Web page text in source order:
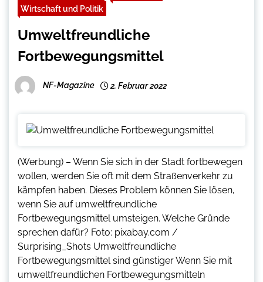
Wirtschaft und Politik
Umweltfreundliche
Fortbewegungsmittel
NF-Magazine 2. Februar 2022
(Werbung) – Wenn Sie sich in der Stadt fortbewegen
wollen, werden Sie oft mit dem Straßenverkehr zu
kämpfen haben. Dieses Problem können Sie lösen,
wenn Sie auf umweltfreundliche
Fortbewegungsmittel umsteigen. Welche Gründe
sprechen dafür? Foto: pixabay.com /
Surprising_Shots Umweltfreundliche
Fortbewegungsmittel sind günstiger Wenn Sie mit
umweltfreundlichen Fortbewegungsmitteln